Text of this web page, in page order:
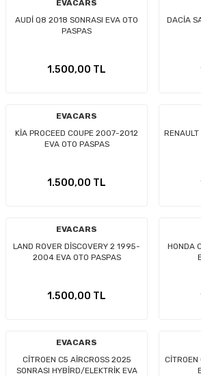
EVACARS
AUDİ Q8 2018 SONRASI EVA OTO
PASPAS
1.500,00 TL
DACİA
EVACARS
KİA PROCEED COUPE 2007-2012
EVA OTO PASPAS
1.500,00 TL
EVACARS
LAND ROVER DİSCOVERY 2 1995-
2004 EVA OTO PASPAS
1.500,00 TL
HONDA
EVACARS
CİTROEN C5 AİRCROSS 2025
SONRASI HYBİRD/ELEKTRİK EVA